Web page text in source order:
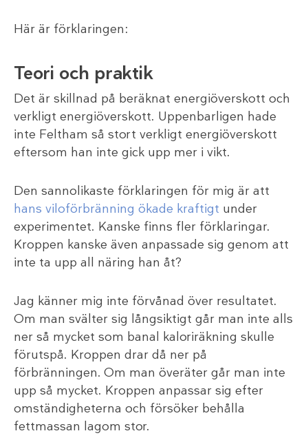
Här är förklaringen:
Teori och praktik
Det är skillnad på beräknat energiöverskott och
verkligt energiöverskott. Uppenbarligen hade
inte Feltham så stort verkligt energiöverskott
eftersom han inte gick upp mer i vikt.
Den sannolikaste förklaringen för mig är att
hans viloförbränning ökade kraftigt under
experimentet. Kanske finns fler förklaringar.
Kroppen kanske även anpassade sig genom att
inte ta upp all näring han åt?
Jag känner mig inte förvånad över resultatet.
Om man svälter sig långsiktigt går man inte alls
ner så mycket som banal kaloriräkning skulle
förutspå. Kroppen drar då ner på
förbränningen. Om man överäter går man inte
upp så mycket. Kroppen anpassar sig efter
omständigheterna och försöker behålla
fettmassan lagom stor.